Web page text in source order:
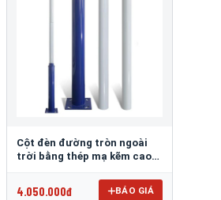
Cột đèn đường tròn ngoài
trời bằng thép mạ kẽm cao
4.050.000đ BÁO GIÁ